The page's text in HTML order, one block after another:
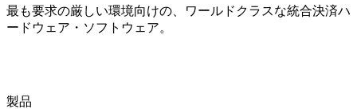
最も要求の厳しい環境向けの、ワールドクラスな統合決済ハ
ードウェア・ソフトウェア。
製品